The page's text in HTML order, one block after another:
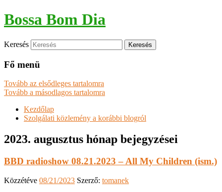
Bossa Bom Dia
Keresés
Fő menü
Tovább az elsődleges tartalomra
Tovább a másodlagos tartalomra
Kezdőlap
Szolgálati közlemény a korábbi blogról
2023. augusztus hónap bejegyzései
BBD radioshow 08.21.2023 – All My Children (ism.)
Közzétéve 08/21/2023 Szerző: tomanek